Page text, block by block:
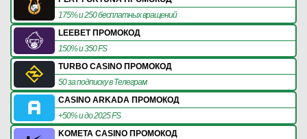
175% и 250 бесплатных вращений
LEEBET ПРОМОКОД
150% и 350 FS
TURBO CASINO ПРОМОКОД
50 за подписку в Телеграм
CASINO ARKADA ПРОМОКОД
+50% и до 2025 FS
KOMETA CASINO ПРОМОКОД